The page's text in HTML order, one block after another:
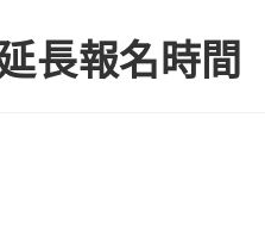
長報名時間